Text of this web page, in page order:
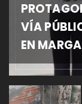
VÍA
EN